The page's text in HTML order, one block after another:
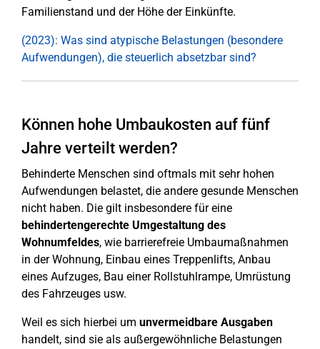
Familienstand und der Höhe der Einkünfte.
(2023): Was sind atypische Belastungen (besondere
Aufwendungen), die steuerlich absetzbar sind?
Können hohe Umbaukosten auf fünf
Jahre verteilt werden?
Behinderte Menschen sind oftmals mit sehr hohen
Aufwendungen belastet, die andere gesunde Menschen
nicht haben. Die gilt insbesondere für eine
behindertengerechte Umgestaltung des
Wohnumfeldes, wie barrierefreie Umbaumaßnahmen
in der Wohnung, Einbau eines Treppenlifts, Anbau
eines Aufzuges, Bau einer Rollstuhlrampe, Umrüstung
des Fahrzeuges usw.
Weil es sich hierbei um unvermeidbare Ausgaben
handelt, sind sie als außergewöhnliche Belastungen